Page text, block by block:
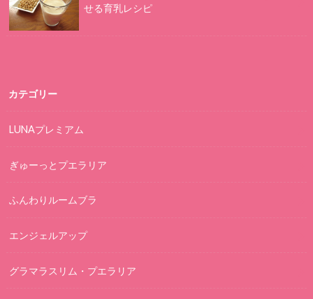
せる育乳レシピ
カテゴリー
LUNAプレミアム
ぎゅーっとプエラリア
ふんわりルームブラ
エンジェルアップ
グラマラスリム・プエラリア